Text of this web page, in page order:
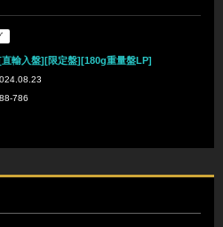
直輸入盤][限定盤][180g重量盤LP]
786